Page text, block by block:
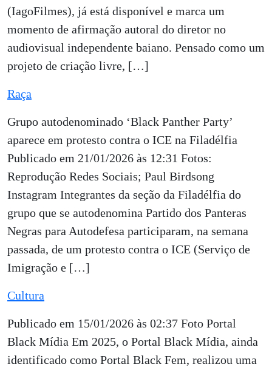
(IagoFilmes), já está disponível e marca um
momento de afirmação autoral do diretor no
audiovisual independente baiano. Pensado como um
projeto de criação livre, […]
Raça
Grupo autodenominado ‘Black Panther Party’
aparece em protesto contra o ICE na Filadélfia
Publicado em 21/01/2026 às 12:31 Fotos:
Reprodução Redes Sociais; Paul Birdsong
Instagram Integrantes da seção da Filadélfia do
grupo que se autodenomina Partido dos Panteras
Negras para Autodefesa participaram, na semana
passada, de um protesto contra o ICE (Serviço de
Imigração e […]
Cultura
Publicado em 15/01/2026 às 02:37 Foto Portal
Black Mídia Em 2025, o Portal Black Mídia, ainda
identificado como Portal Black Fem, realizou uma